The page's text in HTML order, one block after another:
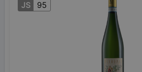
JS
95